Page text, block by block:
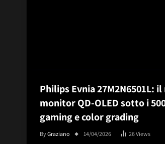
Philips Evnia 27M2N6501L:
monitor QD-OLED sotto i
gaming e color grading
ByGraziano 14/04/2026 26Views